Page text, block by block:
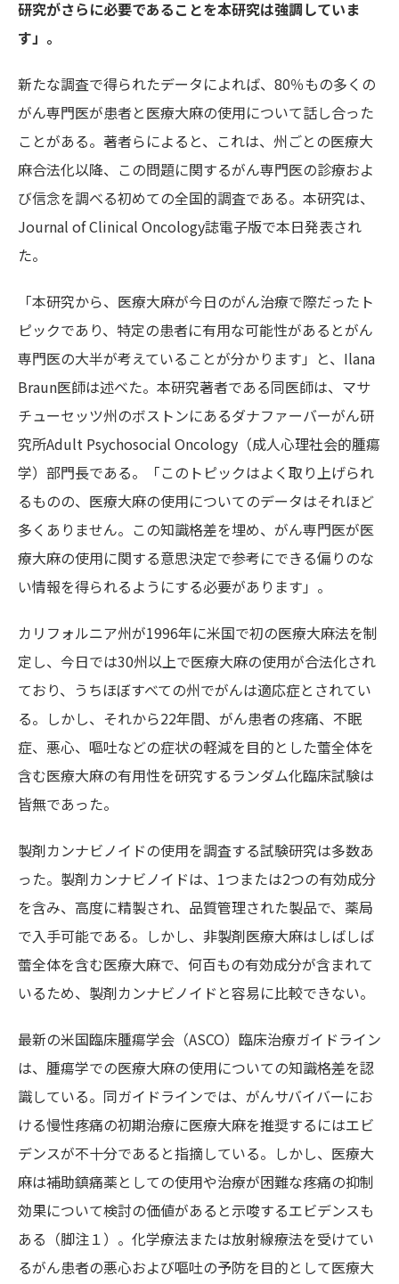
研究がさらに必要であることを本研究は強調していま
す」。
新たな調査で得られたデータによれば、80％もの多くの
がん専門医が患者と医療大麻の使用について話し合った
ことがある。著者らによると、これは、州ごとの医療大
麻合法化以降、この問題に関するがん専門医の診療およ
び信念を調べる初めての全国的調査である。本研究は、
Journal of Clinical Oncology誌電子版で本日発表され
た。
「本研究から、医療大麻が今日のがん治療で際だったト
ピックであり、特定の患者に有用な可能性があるとがん
専門医の大半が考えていることが分かります」と、Ilana
Braun医師は述べた。本研究著者である同医師は、マサ
チューセッツ州のボストンにあるダナファーバーがん研
究所Adult Psychosocial Oncology（成人心理社会的腫瘍
学）部門長である。「このトピックはよく取り上げられ
るものの、医療大麻の使用についてのデータはそれほど
多くありません。この知識格差を埋め、がん専門医が医
療大麻の使用に関する意思決定で参考にできる偏りのな
い情報を得られるようにする必要があります」。
カリフォルニア州が1996年に米国で初の医療大麻法を制
定し、今日では30州以上で医療大麻の使用が合法化され
ており、うちほぼすべての州でがんは適応症とされてい
る。しかし、それから22年間、がん患者の疼痛、不眠
症、悪心、嘔吐などの症状の軽減を目的とした蕾全体を
含む医療大麻の有用性を研究するランダム化臨床試験は
皆無であった。
製剤カンナビノイドの使用を調査する試験研究は多数あ
った。製剤カンナビノイドは、1つまたは2つの有効成分
を含み、高度に精製され、品質管理された製品で、薬局
で入手可能である。しかし、非製剤医療大麻はしばしば
蕾全体を含む医療大麻で、何百もの有効成分が含まれて
いるため、製剤カンナビノイドと容易に比較できない。
最新の米国臨床腫瘍学会（ASCO）臨床治療ガイドライン
は、腫瘍学での医療大麻の使用についての知識格差を認
識している。同ガイドラインでは、がんサバイバーにお
ける慢性疼痛の初期治療に医療大麻を推奨するにはエビ
デンスが不十分であると指摘している。しかし、医療大
麻は補助鎮痛薬としての使用や治療が困難な疼痛の抑制
効果について検討の価値があると示唆するエビデンスも
ある（脚注１）。化学療法または放射線療法を受けてい
るがん患者の悪心および嘔吐の予防を目的として医療大